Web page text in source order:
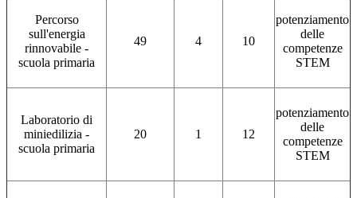
Percorso
sull'energia
rinnovabile -
scuola primaria
49 4 10
potenziamento
delle
competenze
STEM
Laboratorio di
miniedilizia -
scuola primaria
20 1 12
potenziamento
delle
competenze
STEM